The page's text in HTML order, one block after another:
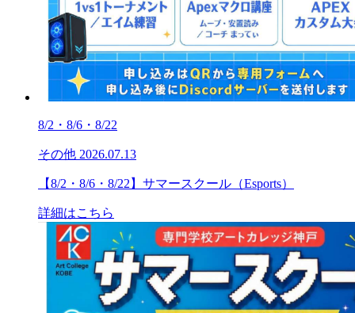
8/2・8/6・8/22
その他 2026.07.13
【8/2・8/6・8/22】サマースクール（Esports）
詳細はこちら